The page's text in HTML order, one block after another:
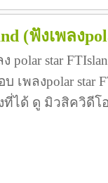
(ฟังเพลง
polar star
บ เพลงpolar
ที่ได้ ดู มิวสิควิดีโอ